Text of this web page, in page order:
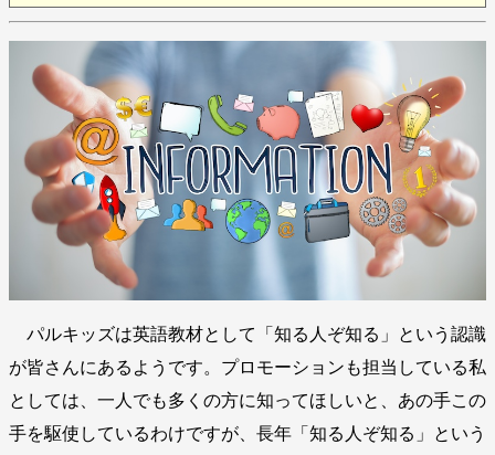
パルキッズは英語教材として「知る人ぞ知る」という認識
が皆さんにあるようです。プロモーションも担当している私
としては、一人でも多くの方に知ってほしいと、あの手この
手を駆使しているわけですが、長年「知る人ぞ知る」という